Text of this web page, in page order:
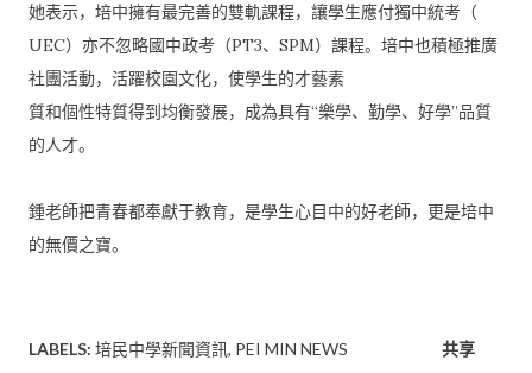
她表示，培中擁有最完善的雙軌課程，讓學生應付獨中統考（
UEC）亦不忽略國中政考（PT3、SPM）課程。 培中也積極推廣
社團活動，活躍校園文化，使學生的才藝素
質和個性特質得到均衡發展，成為具有“樂學、勤學、好學”品質
的人才。
鍾老師把青春都奉獻于教育，是學生心目中的好老師， 更是培中
的無價之寶。
LABELS: 培民中學新聞資訊 PEI MIN NEWS 共享